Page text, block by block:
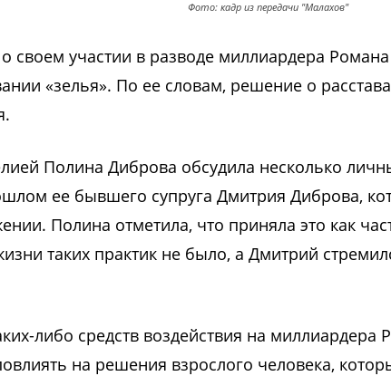
Фото: кадр из передачи "Малахов"
своем участии в разводе миллиардера Романа
«зелья». По ее словам, решение о
Полина Диброва обсудила несколько
ее бывшего супруга Дмитрия Диброва,
Полина отметила, что приняла это как
таких практик не было, а Дмитрий
либо средств воздействия на миллиардера
на решения взрослого человека,